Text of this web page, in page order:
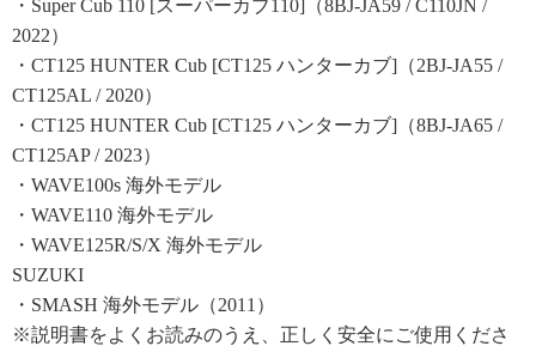
・Super Cub 110 [スーパーカブ110]（8BJ-JA59 / C110JN /
2022）
・CT125 HUNTER Cub [CT125 ハンターカブ]（2BJ-JA55 /
CT125AL / 2020）
・CT125 HUNTER Cub [CT125 ハンターカブ]（8BJ-JA65 /
CT125AP / 2023）
・WAVE100s 海外モデル
・WAVE110 海外モデル
・WAVE125R/S/X 海外モデル
SUZUKI
・SMASH 海外モデル（2011）
※説明書をよくお読みのうえ、正しく安全にご使用くださ